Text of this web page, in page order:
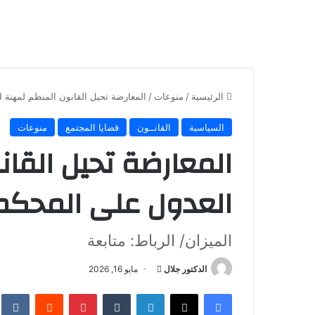
الرئيسية / منوعات / المعارضة تحيل القانون المنظم
السياسية القانــون قضايا المجتمع منوعات
المعارضة تحيل
العدول على
الميزان/ الرباط: متابعة
الدكتور جلال
أرسل
إلكترونيا
مايو 16, 2026
فيسبوك X لينكدإن بينتيريست